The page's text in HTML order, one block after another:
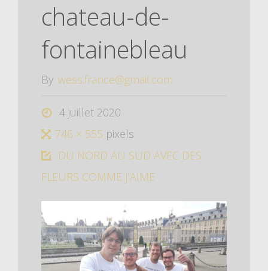
chateau-de-
fontainebleau
By wess.france@gmail.com
4 juillet 2020
746 × 555 pixels
DU NORD AU SUD AVEC DES
FLEURS COMME J’AIME